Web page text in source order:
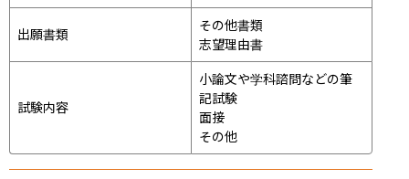
出願書類
その他書類
志望理由書
試験内容
小論文や学科諮問などの筆
記試験
面接
その他